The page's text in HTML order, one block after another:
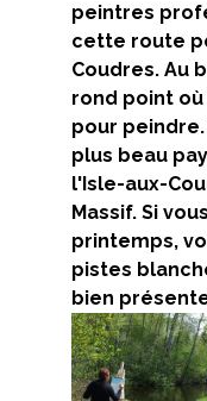
peintres
cette route
Coudres. Au
rond point
pour
plus beau
l'Isle-aux-
Massif. Si
printemps,
pistes
bien